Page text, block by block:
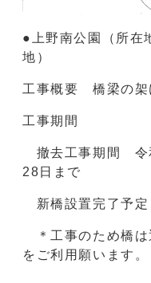
●上野南公園（所在
地）
工事概要 橋梁の架
工事期間
撤去工事期間 令
28日まで
新橋設置完了予
＊工事のため橋は
をご利用願います。